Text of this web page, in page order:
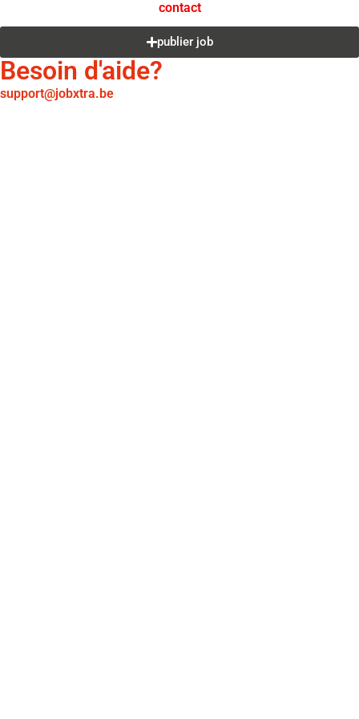
contact
publier job
Besoin d'aide?
support@jobxtra.be